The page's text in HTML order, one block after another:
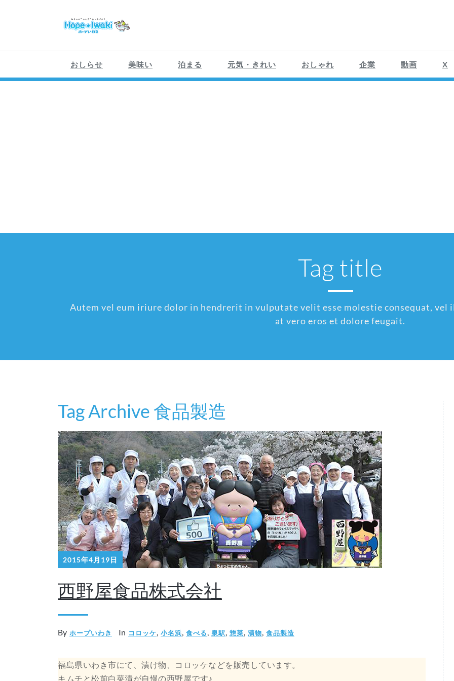
おしらせ 美味い 泊まる 元気・きれい おしゃれ 企業 動画 X
Tag title
Autem vel eum iriure dolor in hendrerit in vulputate velit esse molestie consequat,
at vero eros et dolore feugait.
Tag Archive 食品製造
2015年4月19日
西野屋食品株式会社
By ホープいわき In コロッケ 小名浜 食べる 泉駅 惣菜 漬物 食品製造
福島県いわき市にて、漬け物、コロッケなどを販売しています。
キムチと松前白菜漬が自慢の西野屋です♪